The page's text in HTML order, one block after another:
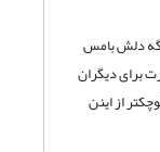
دلش بامس
برای دیگران
از اینن